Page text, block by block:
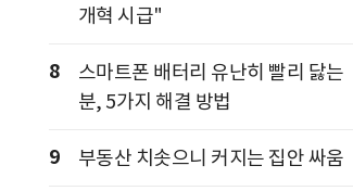
개혁 시급"
8
스마트폰 배터리 유난히 빨리 닳는
분, 5가지 해결 방법
9 부동산 치솟으니 커지는 집안 싸움